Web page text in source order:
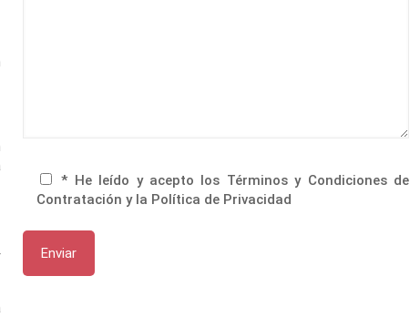
* He leído y acepto los Términos y Condiciones de
Contratación y la Política de Privacidad